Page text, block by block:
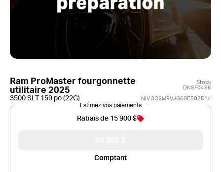
Ram ProMaster fourgonnette
utilitaire 2025
Stock
DNSF0486
3500 SLT 159 po (22G) NIV 3C6MRVJG6SE502514
Estimez vos paiements
Rabais de 15 900 $
Comptant